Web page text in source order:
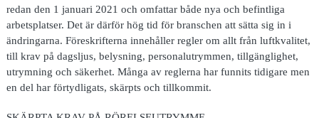
redan den 1 januari 2021 och omfattar både nya och befintliga
arbetsplatser. Det är därför hög tid för branschen att sätta sig in i
ändringarna. Föreskrifterna innehåller regler om allt från luftkvalitet,
till krav på dagsljus, belysning, personalutrymmen, tillgänglighet,
utrymning och säkerhet. Många av reglerna har funnits tidigare men
en del har förtydligats, skärpts och tillkommit.